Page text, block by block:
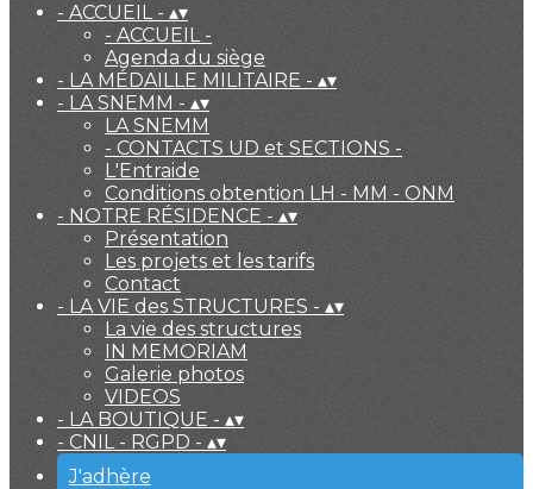
- ACCUEIL - ▴▾
- ACCUEIL -
Agenda du siège
- LA MÉDAILLE MILITAIRE - ▴▾
- LA SNEMM - ▴▾
LA SNEMM
- CONTACTS UD et SECTIONS -
L'Entraide
Conditions obtention LH - MM - ONM
- NOTRE RÉSIDENCE - ▴▾
Présentation
Les projets et les tarifs
Contact
- LA VIE des STRUCTURES - ▴▾
La vie des structures
IN MEMORIAM
Galerie photos
VIDEOS
- LA BOUTIQUE - ▴▾
- CNIL - RGPD - ▴▾
J'adhère